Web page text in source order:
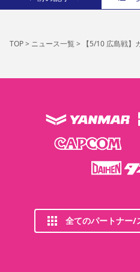
TOP> ニュース一覧> 【5/10 広島戦】
全てのパートナー/